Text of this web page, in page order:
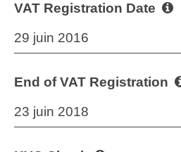
VAT Registration Date
29 juin 2016
End of VAT Registration
23 juin 2018